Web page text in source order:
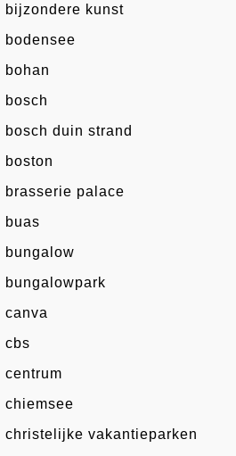
bijzondere kunst
bodensee
bohan
bosch
bosch duin strand
boston
brasserie palace
buas
bungalow
bungalowpark
canva
cbs
centrum
chiemsee
christelijke vakantieparken